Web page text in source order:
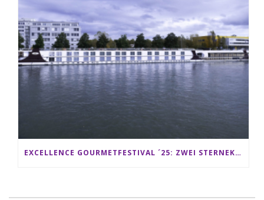
EXCELLENCE GOURMETFESTIVAL ´25: ZWEI STERNEKÖCHE ANTONIO GUIDA & DARIO MORESCO VERWÖHNEN IHRE GÄSTE AUF EINER LUXERIÖSEN SCHIFFSREISE